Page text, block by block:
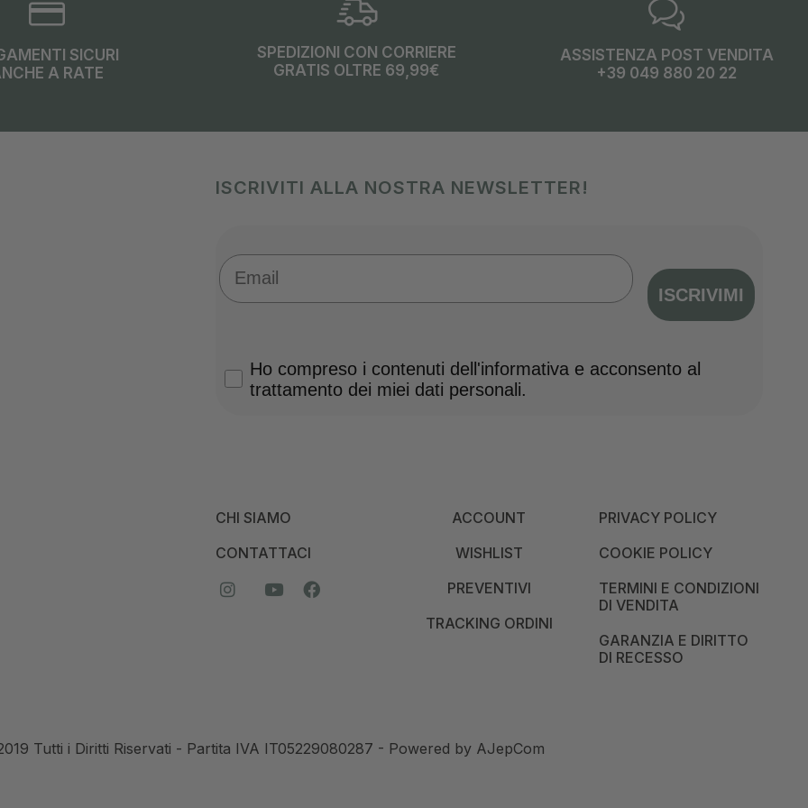
SICURI
A RATE
SPEDIZIONI CON CORRIERE
GRATIS OLTRE 69,99€
ASSISTENZA POST VENDITA
+39 049 880 20 22
ISCRIVITI ALLA NOSTRA NEWSLETTER!
Email
ISCRIVIMI
Privacy Policy
Ho compreso i contenuti dell'informativa e acconsento al
trattamento dei miei dati personali.
CHI SIAMO
CONTATTACI
ACCOUNT
WISHLIST
PREVENTIVI
TRACKING ORDINI
PRIVACY POLICY
COOKIE POLICY
TERMINI E CONDIZIONI
DI VENDITA
GARANZIA E DIRITTO
DI RECESSO
Tutti i Diritti Riservati - Partita IVA IT05229080287 - Powered by AJepCom